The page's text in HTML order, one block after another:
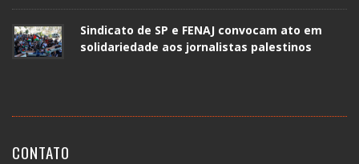
Sindicato de SP e FENAJ convocam ato em
solidariedade aos jornalistas palestinos
CONTATO